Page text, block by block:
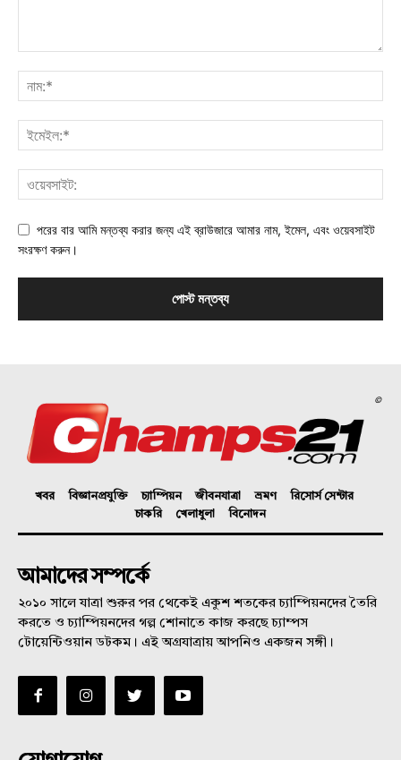
পরের বার আমি মন্তব্য করার জন্য এই ব্রাউজারে আমার নাম, ইমেল, এবং ওয়েবসাইট
সংরক্ষণ করুন।
©
খবর বিজ্ঞানপ্রযুক্তি চ্যাম্পিয়ন জীবনযাত্রা ভ্রমণ
রিসোর্স সেন্টার
চাকরি
খেলাধুলা বিনোদন
আমাদের সম্পর্কে
২০১০ সালে যাত্রা শুরুর পর থেকেই একুশ শতকের চ্যাম্পিয়নদের তৈরি
করতে ও চ্যাম্পিয়নদের গল্প শোনাতে কাজ করছে চ্যাম্পস
টোয়েন্টিওয়ান ডটকম। এই অগ্রযাত্রায় আপনিও একজন সঙ্গী।